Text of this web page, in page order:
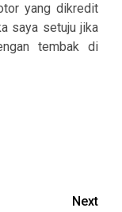
yang dikredit
saya setuju jika
tembak di
Next